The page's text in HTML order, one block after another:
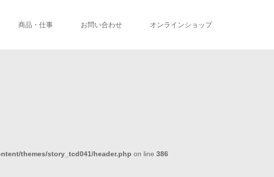
商品・仕事 お問い合わせ オンラインショップ
themes/story_tcd041/header.php on line 386